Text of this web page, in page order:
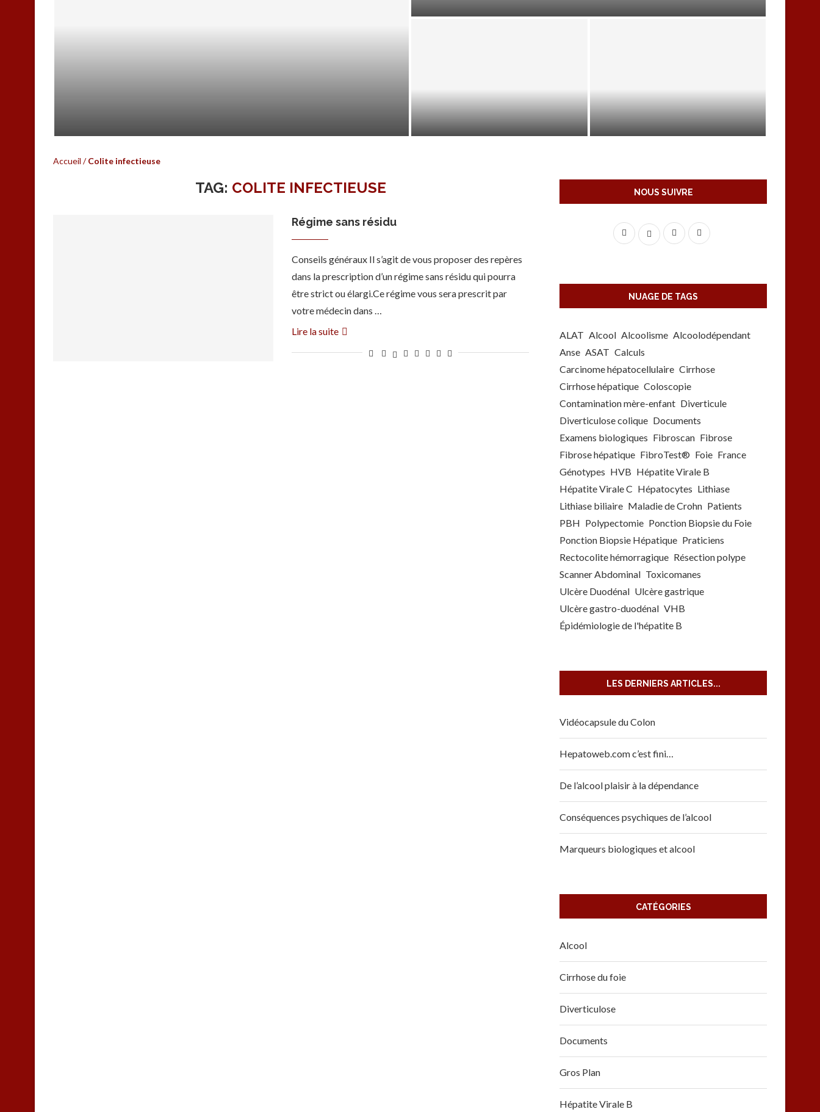
Accueil /Colite infectieuse
TAG: COLITE INFECTIEUSE
Régime sans résidu
Conseils généraux Il s’agit de vous proposer des repères
dans la prescription d’un régime sans résidu qui pourra
être strict ou élargi.Ce régime vous sera prescrit par
votre médecin dans …
Lire la suite
NOUS SUIVRE
NUAGE DE TAGS
ALAT Alcool Alcoolisme Alcoolodépendant
Anse ASAT Calculs
Carcinome hépatocellulaire Cirrhose
Cirrhose hépatique Coloscopie
Contamination mère-enfant Diverticule
Diverticulose colique Documents
Examens biologiques Fibroscan Fibrose
Fibrose hépatique FibroTest® Foie France
Génotypes HVB Hépatite Virale B
Hépatite Virale C Hépatocytes Lithiase
Lithiase biliaire Maladie de Crohn Patients
PBH Polypectomie Ponction Biopsie du Foie
Ponction Biopsie Hépatique Praticiens
Rectocolite hémorragique Résection polype
Scanner Abdominal Toxicomanes
Ulcère Duodénal Ulcère gastrique
Ulcère gastro-duodénal VHB
Épidémiologie de l'hépatite B
LES DERNIERS ARTICLES...
Vidéocapsule du Colon
Hepatoweb.com c’est fini…
De l’alcool plaisir à la dépendance
Conséquences psychiques de l’alcool
Marqueurs biologiques et alcool
CATÉGORIES
Alcool
Cirrhose du foie
Diverticulose
Documents
Gros Plan
Hépatite Virale B